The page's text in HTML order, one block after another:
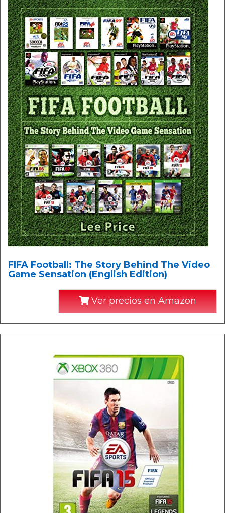
FIFA Football: The Story Behind The Video
Game Sensation (English Edition)
Ver precios en Amazon